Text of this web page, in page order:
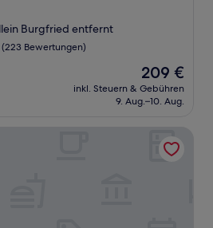
Burgfried entfernt
(223 Bewertungen)
Der
Preis
beträgt
209 €
inkl. Steuern & Gebühren
9. Aug.–10. Aug.